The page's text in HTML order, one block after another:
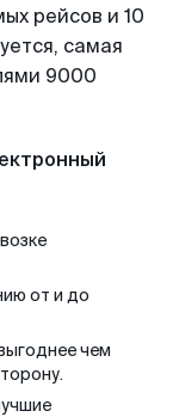
рейсов и 10
самая
9000
от и до
чем